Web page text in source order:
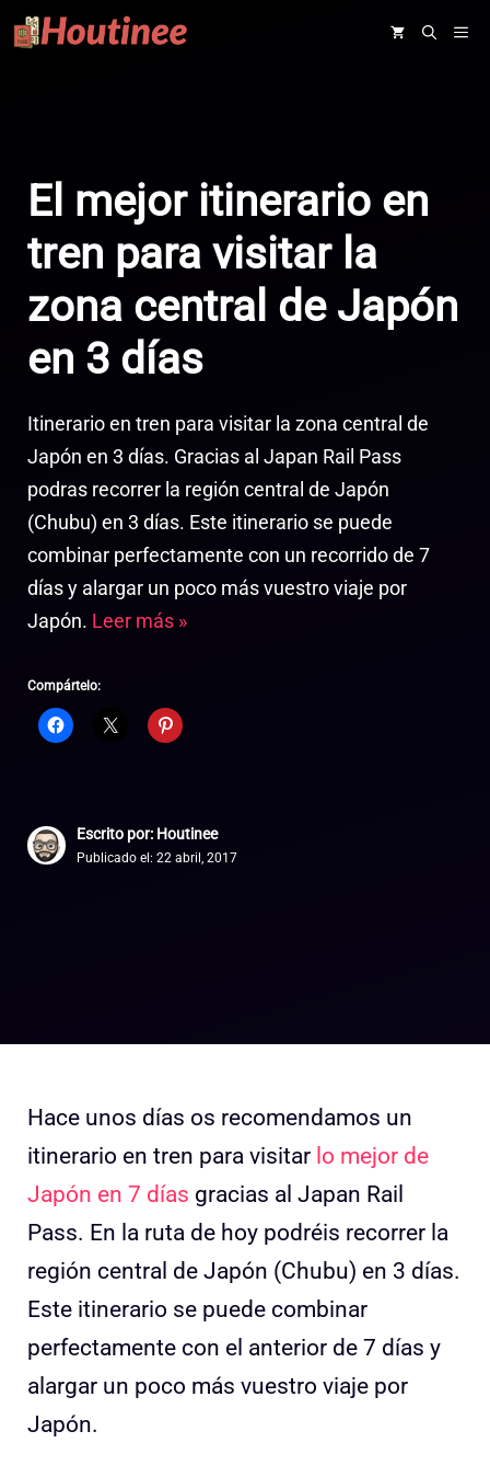
Saltar
al
El mejor itinerario en
tren para visitar la
zona central de Japón
en 3 días
Itinerario en tren para visitar la zona central de
Japón en 3 días. Gracias al Japan Rail Pass
podras recorrer la región central de Japón
(Chubu) en 3 días. Este itinerario se puede
combinar perfectamente con un recorrido de 7
días y alargar un poco más vuestro viaje por
Japón. Leer más »
Compártelo:
Escrito por: Houtinee
Publicado el: 22 abril, 2017
Hace unos días os recomendamos un
itinerario en tren para visitar lo mejor de
Japón en 7 días gracias al Japan Rail
Pass. En la ruta de hoy podréis recorrer la
región central de Japón (Chubu) en 3 días.
Este itinerario se puede combinar
perfectamente con el anterior de 7 días y
alargar un poco más vuestro viaje por
Japón.